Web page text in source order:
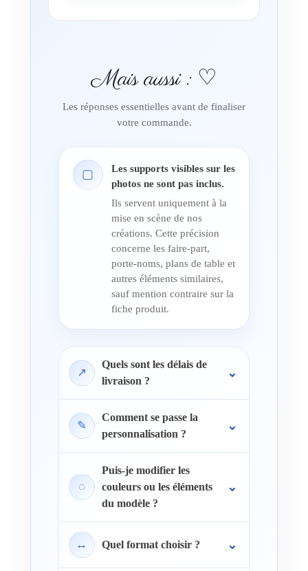
Mais aussi : ♡
Les réponses essentielles avant de finaliser
votre commande.
▢
Les supports visibles sur les
photos ne sont pas inclus.
Ils servent uniquement à la
mise en scène de nos
créations. Cette précision
concerne les faire-part,
porte-noms, plans de table et
autres éléments similaires,
sauf mention contraire sur la
fiche produit.
↗
Quels sont les délais de
livraison ?
✎
Comment se passe la
personnalisation ?
◌
Puis-je modifier les
couleurs ou les éléments
du modèle ?
↔ Quel format choisir ?